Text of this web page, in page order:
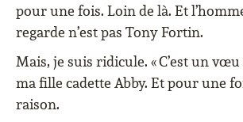
pour une fois. Loin de là. Et
regarde n’est pas Tony Fortin.
Mais, je suis ridicule. « C’est un
ma fille cadette Abby. Et pour une
raison.